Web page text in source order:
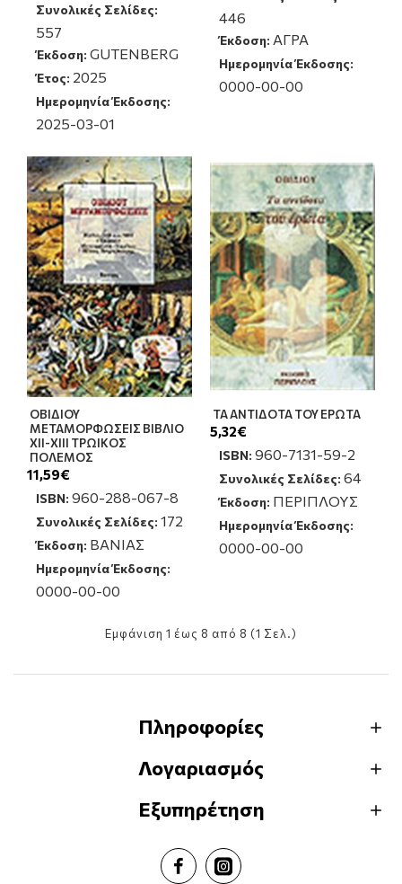
Συνολικές Σελίδες:
557
Έκδοση: GUTENBERG
Έτος: 2025
Ημερομηνία Έκδοσης:
2025-03-01
446
Έκδοση: ΑΓΡΑ
Ημερομηνία Έκδοσης:
0000-00-00
ΟΒΙΔΙΟΥ
ΜΕΤΑΜΟΡΦΩΣΕΙΣ ΒΙΒΛΙΟ
ΧΙΙ-ΧΙΙΙ ΤΡΩΙΚΟΣ
ΠΟΛΕΜΟΣ
11,59€
ISBN: 960-288-067-8
Συνολικές Σελίδες: 172
Έκδοση: ΒΑΝΙΑΣ
Ημερομηνία Έκδοσης:
0000-00-00
ΤΑ ΑΝΤΙΔΟΤΑ ΤΟΥ ΕΡΩΤΑ
5,32€
ISBN: 960-7131-59-2
Συνολικές Σελίδες: 64
Έκδοση: ΠΕΡΙΠΛΟΥΣ
Ημερομηνία Έκδοσης:
0000-00-00
Εμφάνιση 1 έως 8 από 8 (1 Σελ.)
Πληροφορίες
Λογαριασμός
Εξυπηρέτηση